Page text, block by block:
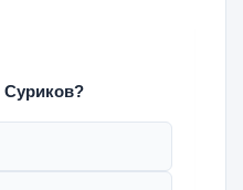
Суриков?